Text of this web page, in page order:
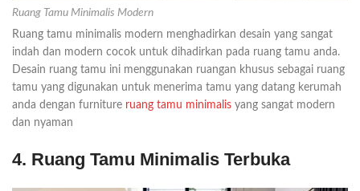
Ruang Tamu Minimalis Modern
Ruang tamu minimalis modern menghadirkan desain yang sangat
indah dan modern cocok untuk dihadirkan pada ruang tamu anda.
Desain ruang tamu ini menggunakan ruangan khusus sebagai ruang
tamu yang digunakan untuk menerima tamu yang datang kerumah
anda dengan furniture ruang tamu minimalis yang sangat modern
dan nyaman
4. Ruang Tamu Minimalis Terbuka